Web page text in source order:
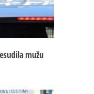
mužu